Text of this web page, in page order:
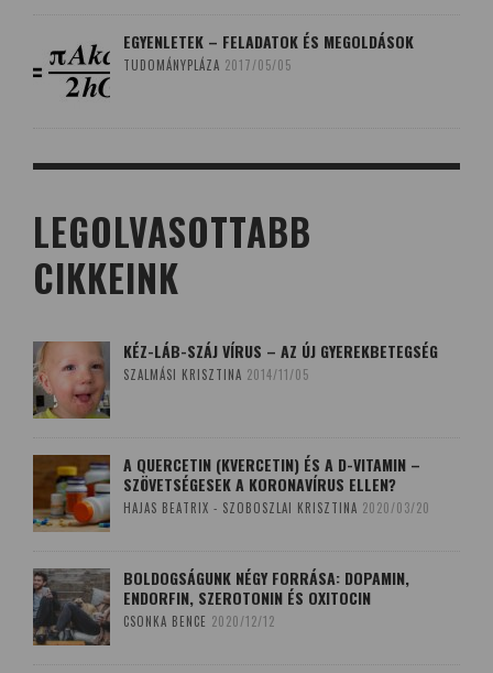
EGYENLETEK – FELADATOK ÉS MEGOLDÁSOK
TUDOMÁNYPLÁZA 2017/05/05
LEGOLVASOTTABB
CIKKEINK
KÉZ-LÁB-SZÁJ VÍRUS – AZ ÚJ GYEREKBETEGSÉG
SZALMÁSI KRISZTINA 2014/11/05
A QUERCETIN (KVERCETIN) ÉS A D-VITAMIN –
SZÖVETSÉGESEK A KORONAVÍRUS ELLEN?
HAJAS BEATRIX - SZOBOSZLAI KRISZTINA 2020/03/20
BOLDOGSÁGUNK NÉGY FORRÁSA: DOPAMIN,
ENDORFIN, SZEROTONIN ÉS OXITOCIN
CSONKA BENCE 2020/12/12